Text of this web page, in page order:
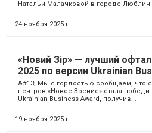
Натальи Малачковой в городе Люблин
24 ноября 2025 г.
«Новий Зір» — лучший
2025 по версии Ukrainian
&#13; Мы с гордостью сообщаем, что
центров «Новое Зрение» стала
Ukrainian Business Award, получив...
19 ноября 2025 г.